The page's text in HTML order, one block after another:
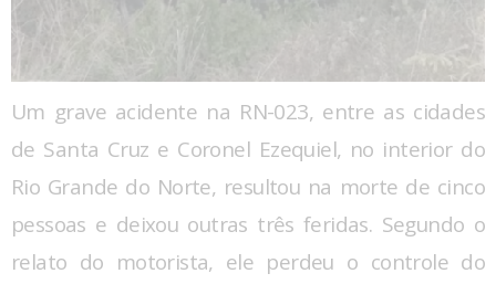
Um grave acidente na RN-023, entre as cidades
de Santa Cruz e Coronel Ezequiel, no interior do
Rio Grande do Norte, resultou na morte de cinco
pessoas e deixou outras três feridas. Segundo o
relato do motorista, ele perdeu o controle do